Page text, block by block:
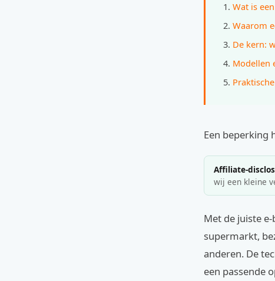
Wat is
Waarom
De kern:
Modellen
Een beperking
Affiliate-
wij een kleine
Met de juiste
supermarkt,
anderen. De
een passende